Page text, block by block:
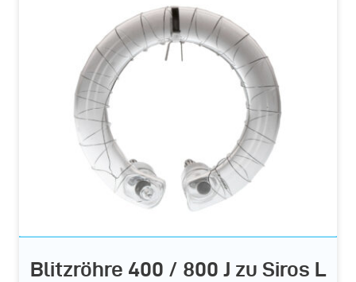
Blitzröhre 400 / 800 J zu Siros L